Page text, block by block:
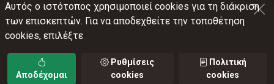
©2012-2026 LETSCOOK.GRΑριθμός ΓΕΜΗ:
021375326001
Όροι χρήσης•Πολιτική απορρήτου
cookies• Ρυθμίσεις cookies
Αυτός ο ιστότοπος χρησιμοποιεί cookies για τη διάκριση
των επισκεπτών. Για να αποδεχθείτε την τοποθέτηση
cookies, επιλέξτε
Αποδέχομαι
Ρυθμίσεις
cookies
Πολιτική
cookies